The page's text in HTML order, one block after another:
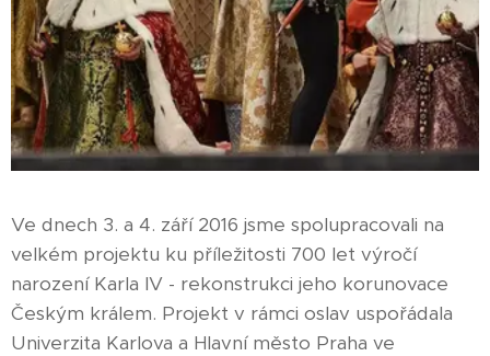
Ve dnech 3. a 4. září 2016 jsme spolupracovali na
velkém projektu ku příležitosti 700 let výročí
narození Karla IV - rekonstrukci jeho korunovace
Českým králem. Projekt v rámci oslav uspořádala
Univerzita Karlova a Hlavní město Praha ve